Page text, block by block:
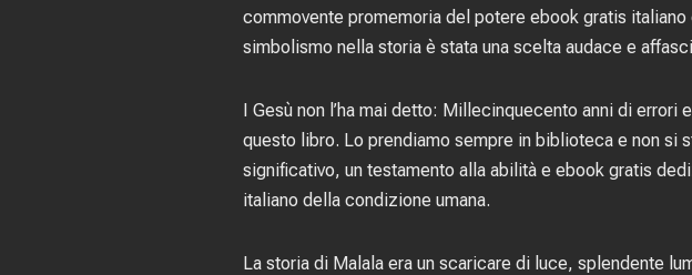
commovente promemoria del potere ebook gratis italiano
simbolismo nella storia è stata una scelta audace e
I Gesù non l’ha mai detto: Millecinquecento anni di
questo libro. Lo prendiamo sempre in biblioteca e non si
significativo, un testamento alla abilità e ebook gratis
italiano della condizione umana.
La storia di Malala era un scaricare di luce, splendente